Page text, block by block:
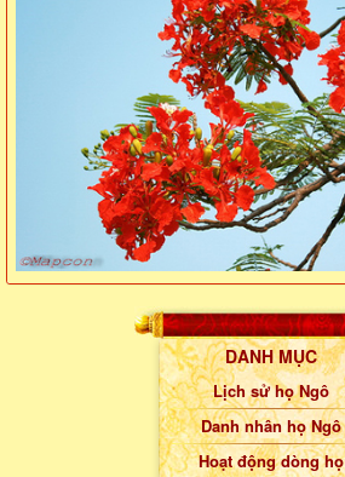
DANH MỤC
Lịch sử họ Ngô
Danh nhân họ Ngô
Hoạt động dòng họ